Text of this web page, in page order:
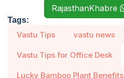
RajasthanKhabre
Tags:
Vastu Tips vastu news
Vastu Tips for Office Desk
Lucky Bamboo Plant Benefits